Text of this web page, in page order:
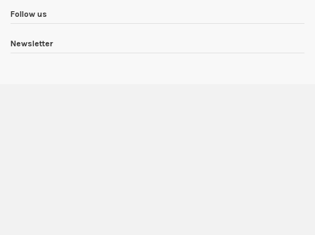
Follow us
Newsletter